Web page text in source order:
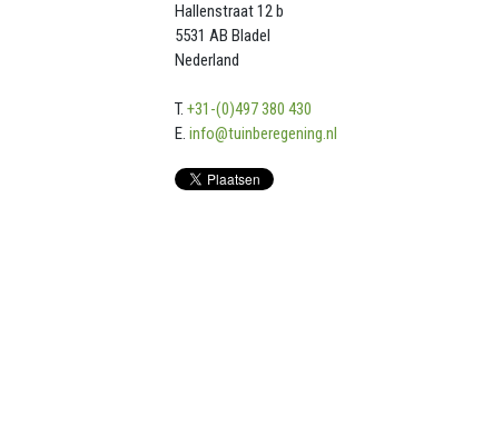
Hallenstraat 12 b
5531 AB Bladel
Nederland
T. +31-(0)497 380 430
E. info@tuinberegening.nl